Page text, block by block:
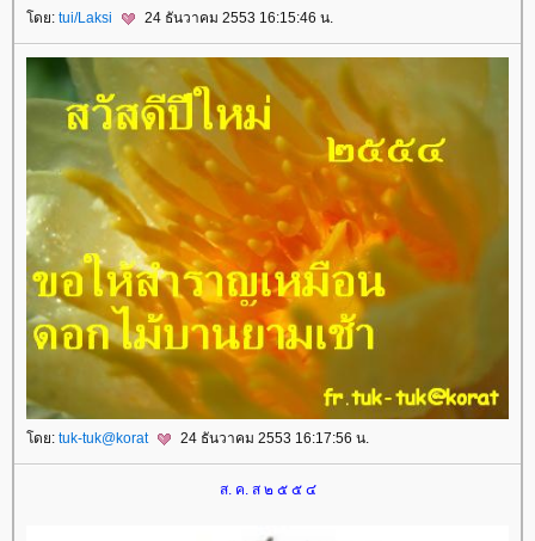
ดย: tui/Laksi 24 ธันวาคม 2553 16:15:46 น.
ดย: tuk-tuk@korat 24 ธันวาคม 2553 16:17:56 น.
ส. ค. ส ๒ ๕ ๕ ๔